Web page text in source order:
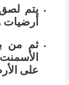
يتم
أرضيات
ثم من
على